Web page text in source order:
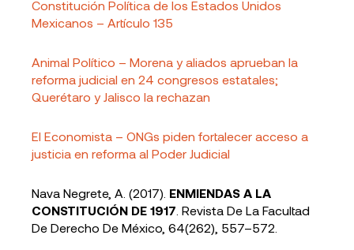
Constitución Política de los Estados Unidos
Mexicanos – Artículo 135
Animal Político – Morena y aliados aprueban la
reforma judicial en 24 congresos estatales;
Querétaro y Jalisco la rechazan
El Economista – ONGs piden fortalecer acceso a
justicia en reforma al Poder Judicial
Nava Negrete, A. (2017). ENMIENDAS A LA
CONSTITUCIÓN DE 1917 . Revista De La Facultad
De Derecho De México, 64(262), 557–572.